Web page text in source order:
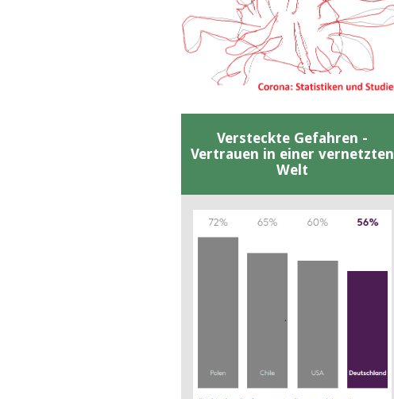
Versteckte Gefahren -
Vertrauen in einer vernetzten
Welt